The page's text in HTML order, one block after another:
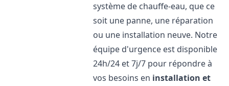
système de chauffe-eau, que ce
soit une panne, une réparation
ou une installation neuve. Notre
équipe d'urgence est disponible
24h/24 et 7j/7 pour répondre à
vos besoins en installation et